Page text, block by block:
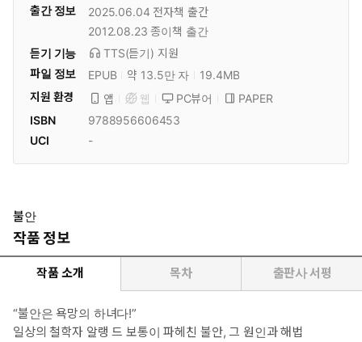
출간 정보 2025.06.04 전자책 출간
2012.08.23 종이책 출간
듣기 기능
TTS(듣기) 지원
파일 정보
EPUB 약 13.5만 자
19.4MB
지원 환경
앱 웹 PC뷰어
PAPER
ISBN
9788956606453
UCI
-
불안
작품 정보
작품 소개 목차 출판사 서평
“불안은 욕망의 하녀다!”
일상의 철학자 알랭 드 보통이 파헤친 불안, 그 원인과 해법